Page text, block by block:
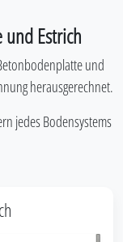
Estrich
und
herausgerechnet.
jedes Bodensystems